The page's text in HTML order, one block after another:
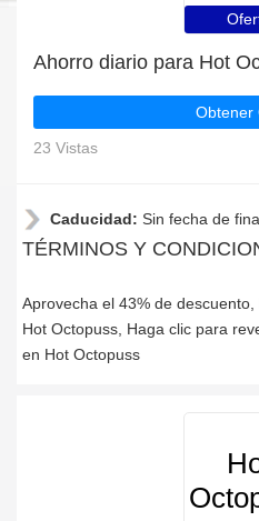
Obtener
23 Vistas
Caducidad: Sin fecha de
TÉRMINOS Y
Aprovecha el 43% de
Hot Octopuss, Haga clic para
en Hot Octopuss